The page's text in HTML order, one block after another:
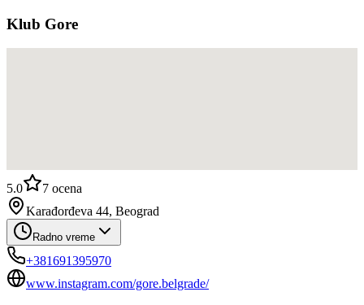
Klub Gore
5.0 7 ocena
Karađorđeva 44, Beograd
Radno vreme
+381691395970
www.instagram.com/gore.belgrade/